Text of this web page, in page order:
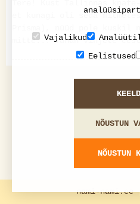
et kunagi oli seda
mitte... Tänan vihjete
nami-nami.ee
Vajalikud
Eelistused
NÕUSTUN
NÕUSTUN